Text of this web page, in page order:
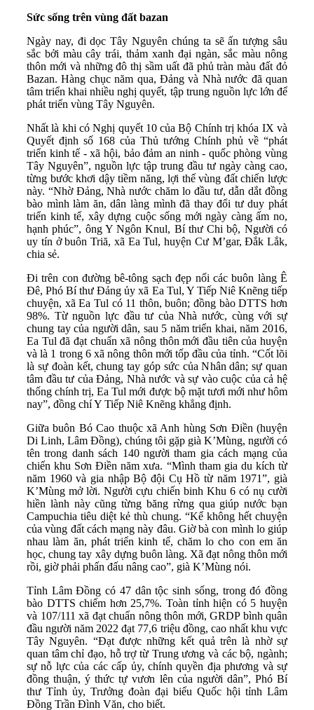
Sức sống trên vùng đất bazan
Ngày nay, đi dọc Tây Nguyên chúng ta sẽ ấn tượng sâu
sắc bởi màu cây trái, thảm xanh đại ngàn, sắc màu nông
thôn mới và những đô thị sầm uất đã phủ tràn màu đất đỏ
Bazan. Hàng chục năm qua, Đảng và Nhà nước đã quan
tâm triển khai nhiều nghị quyết, tập trung nguồn lực lớn để
phát triển vùng Tây Nguyên.
Nhất là khi có Nghị quyết 10 của Bộ Chính trị khóa IX và
Quyết định số 168 của Thủ tướng Chính phủ về “phát
triển kinh tế - xã hội, bảo đảm an ninh - quốc phòng vùng
Tây Nguyên”, nguồn lực tập trung đầu tư ngày càng cao,
từng bước khơi dậy tiềm năng, lợi thế vùng đất chiến lược
này. “Nhờ Đảng, Nhà nước chăm lo đầu tư, dẫn dắt đồng
bào mình làm ăn, dân làng mình đã thay đổi tư duy phát
triển kinh tế, xây dựng cuộc sống mới ngày càng ấm no,
hạnh phúc”, ông Y Ngôn Knul, Bí thư Chi bộ, Người có
uy tín ở buôn Triă, xã Ea Tul, huyện Cư M’gar, Đắk Lắk,
chia sẻ.
Đi trên con đường bê-tông sạch đẹp nối các buôn làng Ê
Đê, Phó Bí thư Đảng ủy xã Ea Tul, Y Tiếp Niê Knẽng tiếp
chuyện, xã Ea Tul có 11 thôn, buôn; đồng bào DTTS hơn
98%. Từ nguồn lực đầu tư của Nhà nước, cùng với sự
chung tay của người dân, sau 5 năm triển khai, năm 2016,
Ea Tul đã đạt chuẩn xã nông thôn mới đầu tiên của huyện
và là 1 trong 6 xã nông thôn mới tốp đầu của tỉnh. “Cốt lõi
là sự đoàn kết, chung tay góp sức của Nhân dân; sự quan
tâm đầu tư của Đảng, Nhà nước và sự vào cuộc của cả hệ
thống chính trị, Ea Tul mới được bộ mặt tươi mới như hôm
nay”, đồng chí Y Tiếp Niê Knẽng khẳng định.
Giữa buôn Bó Cao thuộc xã Anh hùng Sơn Điền (huyện
Di Linh, Lâm Đồng), chúng tôi gặp già K’Mùng, người có
tên trong danh sách 140 người tham gia cách mạng của
chiến khu Sơn Điền năm xưa. “Mình tham gia du kích từ
năm 1960 và gia nhập Bộ đội Cụ Hồ từ năm 1971”, già
K’Mùng mở lời. Người cựu chiến binh Khu 6 có nụ cười
hiền lành này cũng từng băng rừng qua giúp nước bạn
Campuchia tiêu diệt kẻ thù chung. “Kể không hết chuyện
của vùng đất cách mạng này đâu. Giờ bà con mình lo giúp
nhau làm ăn, phát triển kinh tế, chăm lo cho con em ăn
học, chung tay xây dựng buôn làng. Xã đạt nông thôn mới
rồi, giờ phải phấn đấu nâng cao”, già K’Mùng nói.
Tỉnh Lâm Đồng có 47 dân tộc sinh sống, trong đó đồng
bào DTTS chiếm hơn 25,7%. Toàn tỉnh hiện có 5 huyện
và 107/111 xã đạt chuẩn nông thôn mới, GRDP bình quân
đầu người năm 2022 đạt 77,6 triệu đồng, cao nhất khu vực
Tây Nguyên. “Đạt được những kết quả trên là nhờ sự
quan tâm chỉ đạo, hỗ trợ từ Trung ương và các bộ, ngành;
sự nỗ lực của các cấp ủy, chính quyền địa phương và sự
đồng thuận, ý thức tự vươn lên của người dân”, Phó Bí
thư Tỉnh ủy, Trưởng đoàn đại biểu Quốc hội tỉnh Lâm
Đồng Trần Đình Văn, cho biết.